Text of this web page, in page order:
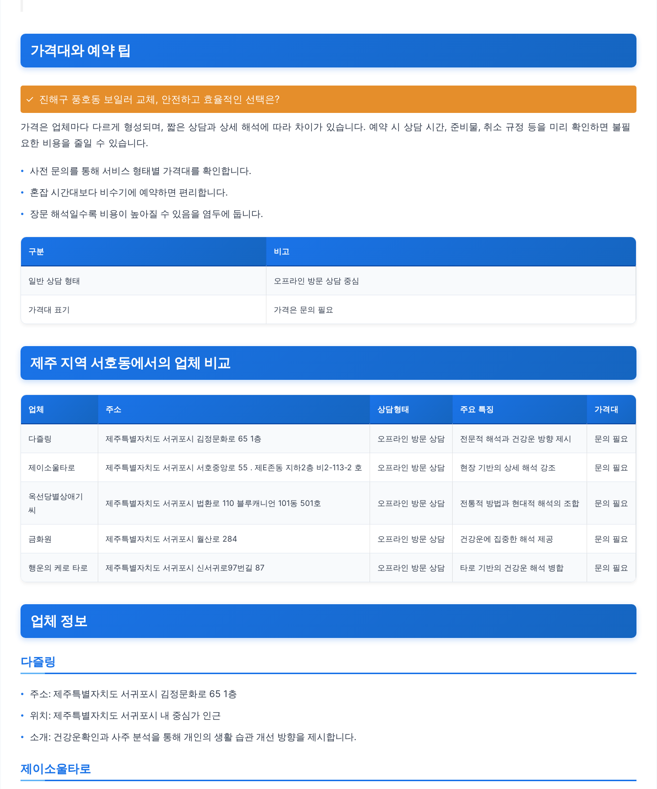
가격대와 예약 팁
✓ 진해구 풍호동 보일러 교체, 안전하고 효율적인 선택은?
가격은 업체마다 다르게 형성되며, 짧은 상담과 상세 해석에 따라 차이가 있습니다. 예약 시 상담 시간, 준비물, 취소 규정 등을 미리 확인하면 불필
요한 비용을 줄일 수 있습니다.
사전 문의를 통해 서비스 형태별 가격대를 확인합니다.
혼잡 시간대보다 비수기에 예약하면 편리합니다.
장문 해석일수록 비용이 높아질 수 있음을 염두에 둡니다.
구분 비고
일반 상담 형태 오프라인 방문 상담 중심
가격대 표기 가격은 문의 필요
제주 지역 서호동에서의 업체 비교
업체 주소 상담형태 주요 특징 가격대
다즐링 제주특별자치도 서귀포시 김정문화로 65 1층 오프라인 방문 상담 전문적 해석과 건강운 방향 제시 문의 필요
제이소울타로 제주특별자치도 서귀포시 서호중앙로 55 . 제E존동 지하2층 비2-113-2 호 오프라인 방문 상담 현장 기반의 상세 해석 강조 문의 필요
옥선당별상애기
씨
제주특별자치도 서귀포시 법환로 110 블루캐니언 101동 501호 오프라인 방문 상담 전통적 방법과 현대적 해석의 조합 문의 필요
금화원 제주특별자치도 서귀포시 월산로 284 오프라인 방문 상담 건강운에 집중한 해석 제공 문의 필요
행운의 케로 타로 제주특별자치도 서귀포시 신서귀로97번길 87 오프라인 방문 상담 타로 기반의 건강운 해석 병합 문의 필요
업체 정보
다즐링
주소: 제주특별자치도 서귀포시 김정문화로 65 1층
위치: 제주특별자치도 서귀포시 내 중심가 인근
소개: 건강운확인과 사주 분석을 통해 개인의 생활 습관 개선 방향을 제시합니다.
제이소울타로